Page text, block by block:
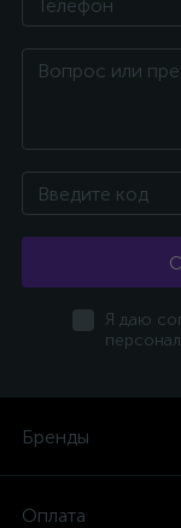
Я даю
Бренды
Оплата